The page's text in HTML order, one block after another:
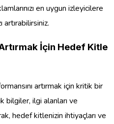
en uygun izleyicilere
artırabilirsiniz.
İçin Hedef Kitle
artırmak için kritik bir
bilgiler, ilgi alanları ve
hedef kitlenizin ihtiyaçları ve